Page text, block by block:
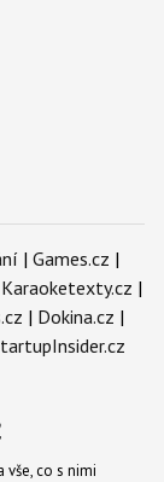
| Games.cz |
Karaoketexty.cz |
| Dokina.cz |
vše, co s nimi